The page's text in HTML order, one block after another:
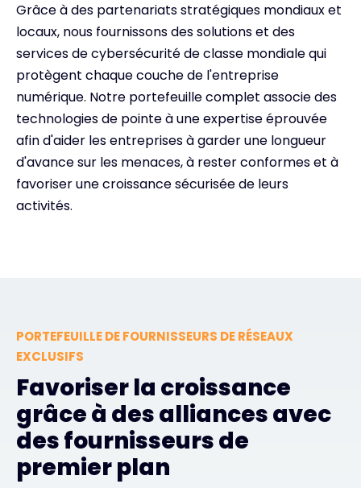
Grâce à des partenariats stratégiques mondiaux et
locaux, nous fournissons des solutions et des
services de cybersécurité de classe mondiale qui
protègent chaque couche de l'entreprise
numérique. Notre portefeuille complet associe des
technologies de pointe à une expertise éprouvée
afin d'aider les entreprises à garder une longueur
d'avance sur les menaces, à rester conformes et à
favoriser une croissance sécurisée de leurs
activités.
PORTEFEUILLE DE FOURNISSEURS DE RÉSEAUX
EXCLUSIFS
Favoriser la croissance
grâce à des alliances avec
des fournisseurs de
premier plan